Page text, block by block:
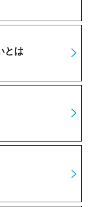
とは